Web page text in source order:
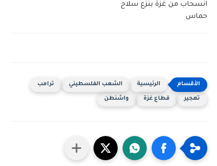
انسحاب من غزة بنزع سلاح
حماس
الرئيسية الشعب الفلسطيني ترامب
تهجير قطاع غزة واشنطن